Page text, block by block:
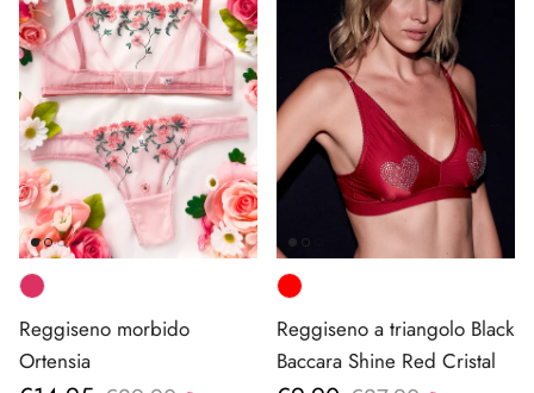
Reggiseno morbido
Ortensia
Reggiseno a triangolo Black
Baccara Shine Red Cristal